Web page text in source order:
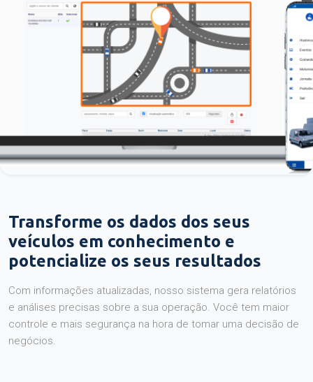
Transforme os dados dos seus
veículos em conhecimento e
potencialize os seus resultados
Com informações atualizadas, nosso sistema gera relatórios
e análises precisas sobre a sua operação. Você tem maior
controle e mais segurança na hora de tomar uma decisão de
negócios.